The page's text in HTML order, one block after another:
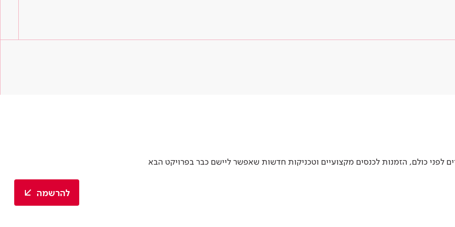
כולם, הזמנות לכנסים מקצועיים וטכניקות חדשות שאפשר ליישם כבר בפרויקט הבא
להרשמה